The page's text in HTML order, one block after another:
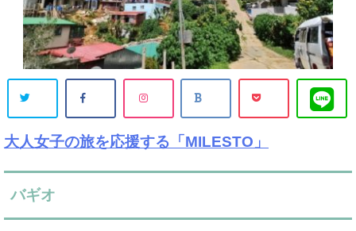
大人女子の旅を応援する「MILESTO」
バギオ